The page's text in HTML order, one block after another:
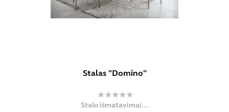
Stalas "Domino"
Stalo išmatavimai...